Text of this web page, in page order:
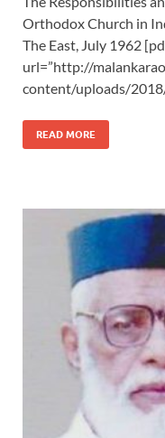
Orthodox Church in
The East, July 1962
url=”http://
content/uploads/
READ MORE